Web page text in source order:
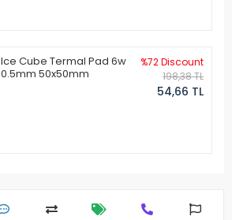
Ice Cube Termal Pad 6w
0.5mm 50x50mm
%72 Discount
198,38 TL
54,66 TL